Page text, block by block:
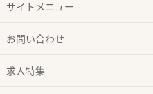
サイトメニュー
お問い合わせ
求人特集